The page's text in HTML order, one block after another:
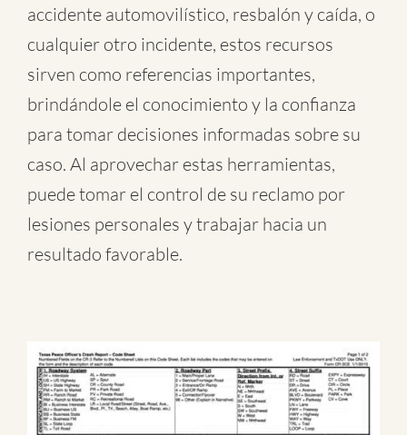
accidente automovilístico, resbalón y caída, o
cualquier otro incidente, estos recursos
sirven como referencias importantes,
brindándole el conocimiento y la confianza
para tomar decisiones informadas sobre su
caso. Al aprovechar estas herramientas,
puede tomar el control de su reclamo por
lesiones personales y trabajar hacia un
resultado favorable.